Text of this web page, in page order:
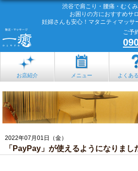
渋谷で肩こり・腰痛・むく
お困りの方におすすめサ
妊婦さんも安心！マタニティマッサ
ご予
お店紹介 メニュー よくあ
2022年07月01日（金）
「PayPay」が使えるようになりまし